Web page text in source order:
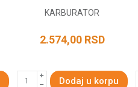
KARBURATOR
2.574,00 RSD
Dodaj u korpu